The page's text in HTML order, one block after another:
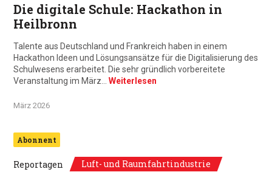
Die digitale Schule: Hackathon in
Heilbronn
Talente aus Deutschland und Frankreich haben in einem
Hackathon Ideen und Lösungsansätze für die Digitalisierung des
Schulwesens erarbeitet. Die sehr gründlich vorbereitete
Veranstaltung im März… Weiterlesen
März 2026
Abonnent
Reportagen Luft- und Raumfahrtindustrie